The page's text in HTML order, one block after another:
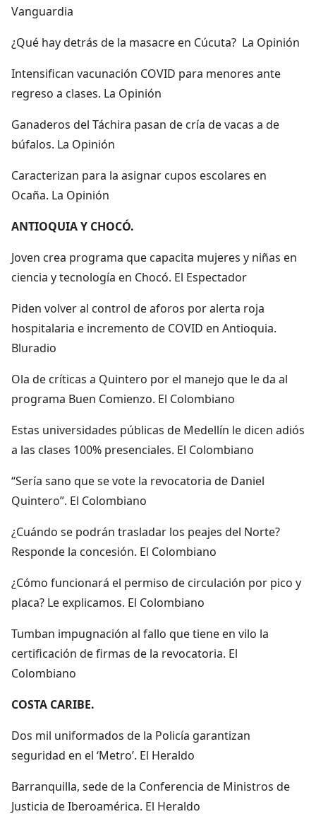
Vanguardia
¿Qué hay detrás de la masacre en Cúcuta? La Opinión
Intensifican vacunación COVID para menores ante
regreso a clases. La Opinión
Ganaderos del Táchira pasan de cría de vacas a de
búfalos. La Opinión
Caracterizan para la asignar cupos escolares en
Ocaña. La Opinión
ANTIOQUIA Y CHOCÓ.
Joven crea programa que capacita mujeres y niñas en
ciencia y tecnología en Chocó. El Espectador
Piden volver al control de aforos por alerta roja
hospitalaria e incremento de COVID en Antioquia.
Bluradio
Ola de críticas a Quintero por el manejo que le da al
programa Buen Comienzo. El Colombiano
Estas universidades públicas de Medellín le dicen adiós
a las clases 100% presenciales. El Colombiano
“Sería sano que se vote la revocatoria de Daniel
Quintero”. El Colombiano
¿Cuándo se podrán trasladar los peajes del Norte?
Responde la concesión. El Colombiano
¿Cómo funcionará el permiso de circulación por pico y
placa? Le explicamos. El Colombiano
Tumban impugnación al fallo que tiene en vilo la
certificación de firmas de la revocatoria. El
Colombiano
COSTA CARIBE.
Dos mil uniformados de la Policía garantizan
seguridad en el ‘Metro’. El Heraldo
Barranquilla, sede de la Conferencia de Ministros de
Justicia de Iberoamérica. El Heraldo